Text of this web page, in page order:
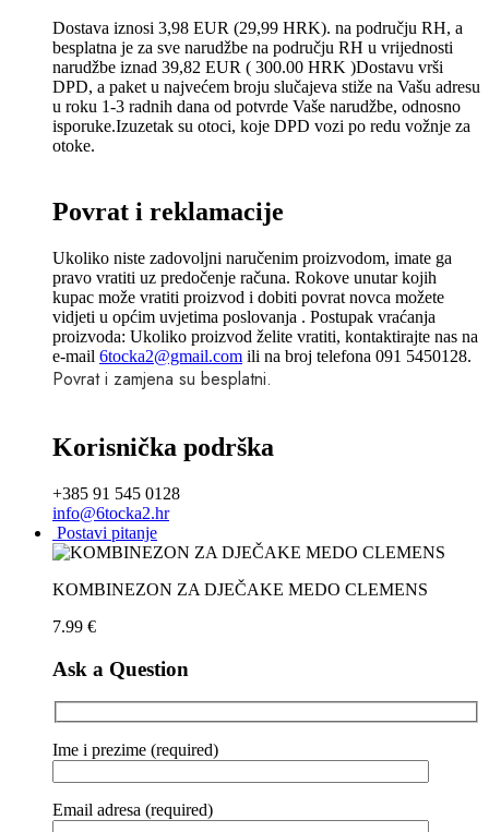
Dostava iznosi 3,98 EUR (29,99 HRK). na području RH, a
besplatna je za sve narudžbe na području RH u vrijednosti
narudžbe iznad 39,82 EUR ( 300.00 HRK )Dostavu vrši
DPD, a paket u najvećem broju slučajeva stiže na Vašu adresu
u roku 1-3 radnih dana od potvrde Vaše narudžbe, odnosno
isporuke.Izuzetak su otoci, koje DPD vozi po redu vožnje za
otoke.
Povrat i reklamacije
Ukoliko niste zadovoljni naručenim proizvodom, imate ga
pravo vratiti uz predočenje računa. Rokove unutar kojih
kupac može vratiti proizvod i dobiti povrat novca možete
vidjeti u općim uvjetima poslovanja . Postupak vraćanja
proizvoda: Ukoliko proizvod želite vratiti, kontaktirajte nas na
e-mail 6tocka2@gmail.com ili na broj telefona 091 5450128.
Povrat i zamjena su besplatni.
Korisnička podrška
+385 91 545 0128
info@6tocka2.hr
Postavi pitanje
KOMBINEZON ZA DJEČAKE MEDO CLEMENS
7.99 €
Ask a Question
Ime i prezime (required)
Email adresa (required)